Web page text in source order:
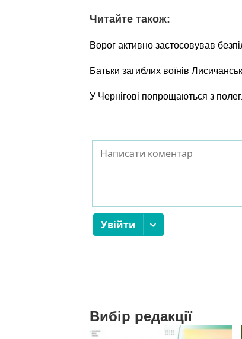
Читайте також:
Ворог активно застосовував
Батьки загиблих воїнів
У Чернігові попрощаються з
Вибір редакції